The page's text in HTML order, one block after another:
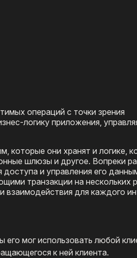
операций с точки зрения
логику приложения,
которые они хранят и логике,
шлюзы и другое. Вопреки
и управления его
транзакции на нескольких
взаимодействия для каждого
мог использовать любой
к ней клиента​.